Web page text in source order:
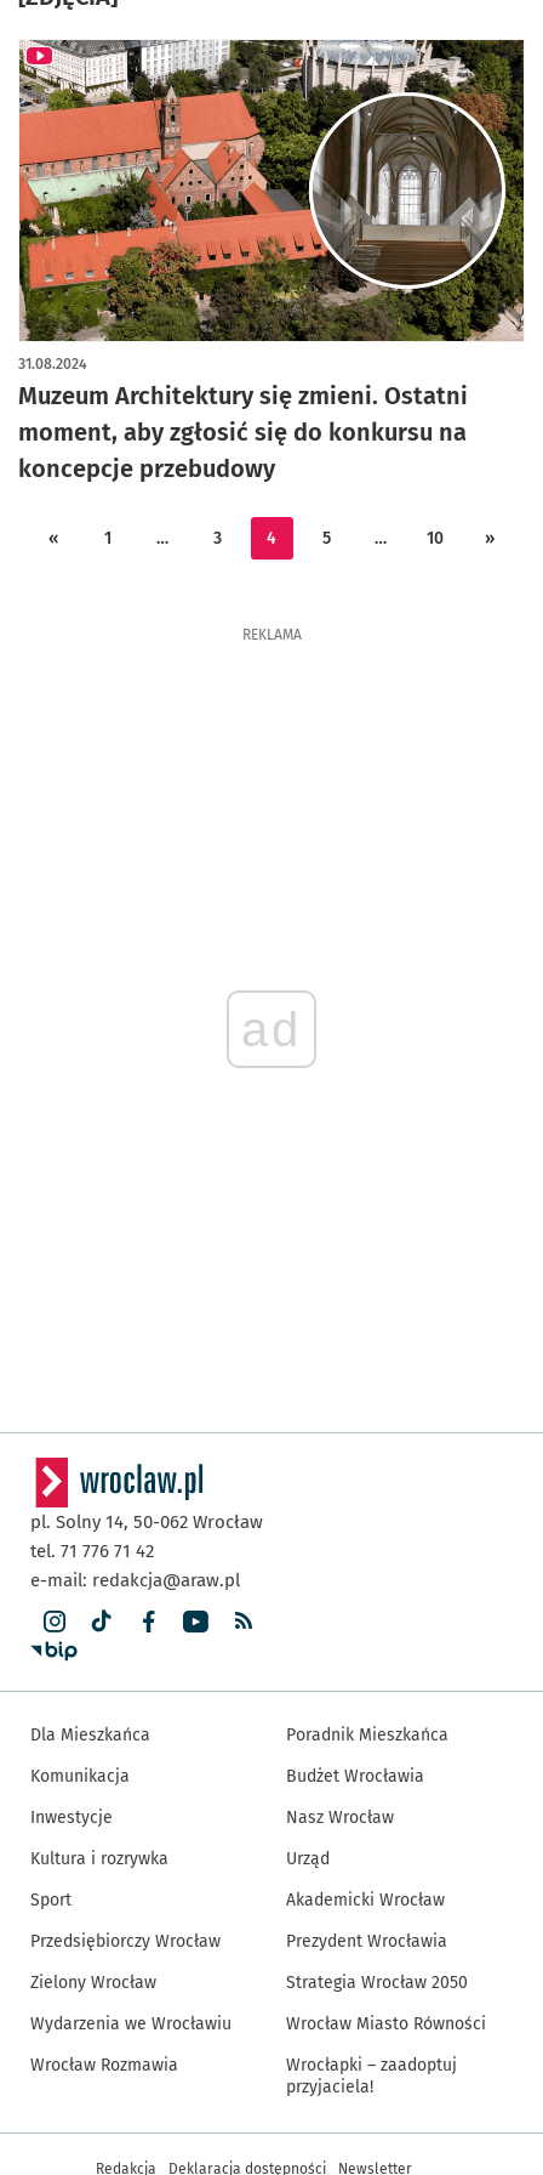
Muzeum Architektury się zmieni. Ostatni
moment, aby zgłosić się do konkursu na
koncepcje przebudowy
31.08.2024
« 1 … 3 4 5 … 10 »
REKLAMA
ad
pl. Solny 14, 50-062 Wrocław
tel. 71 776 71 42
e-mail: redakcja@araw.pl
Dla Mieszkańca
Komunikacja
Inwestycje
Kultura i rozrywka
Sport
Przedsiębiorczy Wrocław
Zielony Wrocław
Wydarzenia we Wrocławiu
Wrocław Rozmawia
Poradnik Mieszkańca
Budżet Wrocławia
Nasz Wrocław
Urząd
Akademicki Wrocław
Prezydent Wrocławia
Strategia Wrocław 2050
Wrocław Miasto Równości
Wrocłapki – zaadoptuj
przyjaciela!
Inne informacje
Redakcja Deklaracja dostępności Newsletter